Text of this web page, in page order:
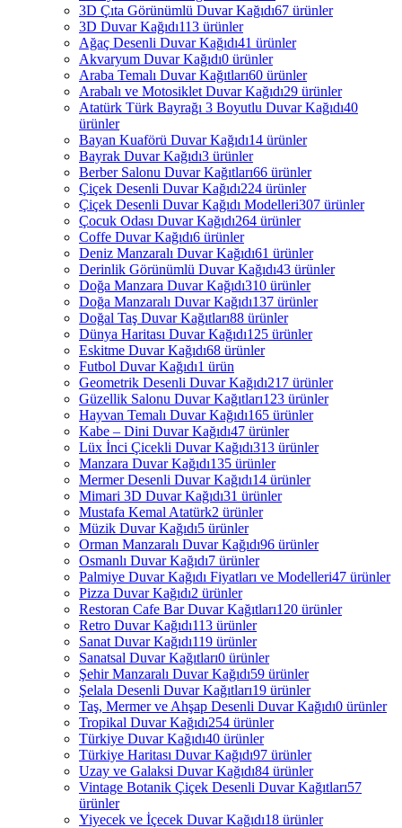
3D Çıta Görünümlü Duvar Kağıdı67 ürünler
3D Duvar Kağıdı113 ürünler
Ağaç Desenli Duvar Kağıdı41 ürünler
Akvaryum Duvar Kağıdı0 ürünler
Araba Temalı Duvar Kağıtları60 ürünler
Arabalı ve Motosiklet Duvar Kağıdı29 ürünler
Atatürk Türk Bayrağı 3 Boyutlu Duvar Kağıdı40
ürünler
Bayan Kuaförü Duvar Kağıdı14 ürünler
Bayrak Duvar Kağıdı3 ürünler
Berber Salonu Duvar Kağıtları66 ürünler
Çiçek Desenli Duvar Kağıdı224 ürünler
Çiçek Desenli Duvar Kağıdı Modelleri307 ürünler
Çocuk Odası Duvar Kağıdı264 ürünler
Coffe Duvar Kağıdı6 ürünler
Deniz Manzaralı Duvar Kağıdı61 ürünler
Derinlik Görünümlü Duvar Kağıdı43 ürünler
Doğa Manzara Duvar Kağıdı310 ürünler
Doğa Manzaralı Duvar Kağıdı137 ürünler
Doğal Taş Duvar Kağıtları88 ürünler
Dünya Haritası Duvar Kağıdı125 ürünler
Eskitme Duvar Kağıdı68 ürünler
Futbol Duvar Kağıdı1 ürün
Geometrik Desenli Duvar Kağıdı217 ürünler
Güzellik Salonu Duvar Kağıtları123 ürünler
Hayvan Temalı Duvar Kağıdı165 ürünler
Kabe – Dini Duvar Kağıdı47 ürünler
Lüx İnci Çicekli Duvar Kağıdı313 ürünler
Manzara Duvar Kağıdı135 ürünler
Mermer Desenli Duvar Kağıdı14 ürünler
Mimari 3D Duvar Kağıdı31 ürünler
Mustafa Kemal Atatürk2 ürünler
Müzik Duvar Kağıdı5 ürünler
Orman Manzaralı Duvar Kağıdı96 ürünler
Osmanlı Duvar Kağıdı7 ürünler
Palmiye Duvar Kağıdı Fiyatları ve Modelleri47 ürünler
Pizza Duvar Kağıdı2 ürünler
Restoran Cafe Bar Duvar Kağıtları120 ürünler
Retro Duvar Kağıdı113 ürünler
Sanat Duvar Kağıdı119 ürünler
Sanatsal Duvar Kağıtları0 ürünler
Şehir Manzaralı Duvar Kağıdı59 ürünler
Şelala Desenli Duvar Kağıtları19 ürünler
Taş, Mermer ve Ahşap Desenli Duvar Kağıdı0 ürünler
Tropikal Duvar Kağıdı254 ürünler
Türkiye Duvar Kağıdı40 ürünler
Türkiye Haritası Duvar Kağıdı97 ürünler
Uzay ve Galaksi Duvar Kağıdı84 ürünler
Vintage Botanik Çiçek Desenli Duvar Kağıtları57
ürünler
Yiyecek ve İçecek Duvar Kağıdı18 ürünler